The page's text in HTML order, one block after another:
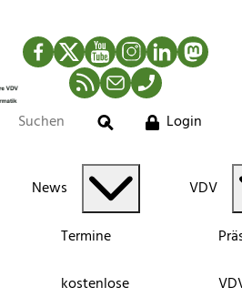
Facebook
TwitterYouTubeInstagram
LinkedIn
RSS-Newsfeed
MailTelefon
Suche
Login
News
Termine
kostenlose
VDV